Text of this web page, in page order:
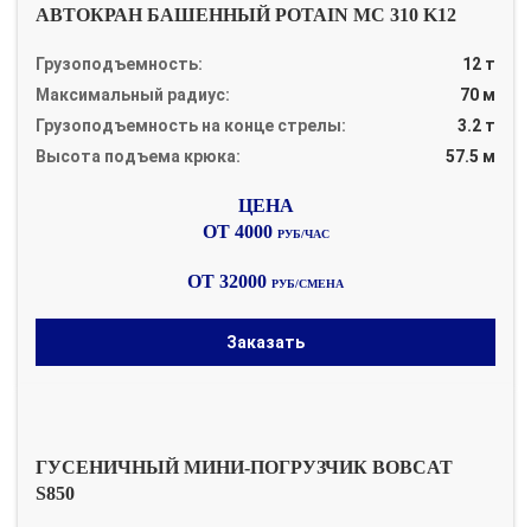
АВТОКРАН БАШЕННЫЙ POTAIN MC 310 K12
Грузоподъемность:
12 т
Максимальный радиус:
70 м
Грузоподъемность на конце стрелы:
3.2 т
Высота подъема крюка:
57.5 м
ОТ 4000 РУБ/ЧАС
ОТ 32000 РУБ/СМЕНА
Заказать
ГУСЕНИЧНЫЙ МИНИ-ПОГРУЗЧИК BOBCAT
S850